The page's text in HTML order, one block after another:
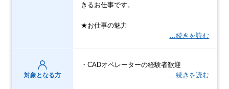
きるお仕事です。
★お仕事の魅力
…続きを読む
対象となる方
・CADオペレーターの経験者歓迎
…続きを読む